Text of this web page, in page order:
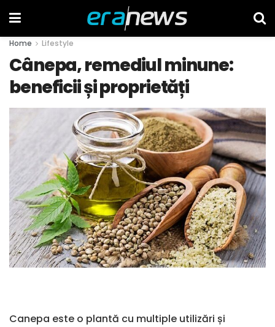
Home Lifestyle
Cânepa, remediul minune:
beneficii și proprietăți
Canepa este o plantă cu multiple utilizări și